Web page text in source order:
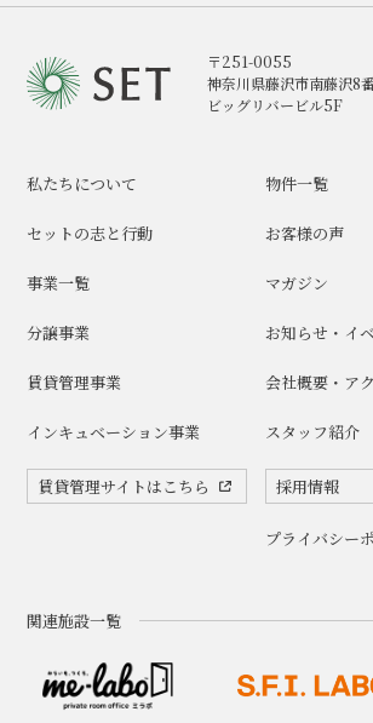
〒251-0055
神奈川県藤沢市南藤沢8
ビッグリバービル5F
私たちについて
セットの志と行動
事業一覧
分譲事業
賃貸管理事業
インキュベーション事業
賃貸管理サイトはこちら
物件一覧
お客様の声
マガジン
お知らせ・イ
会社概要・ア
スタッフ紹介
採用情報
プライバシー
関連施設一覧